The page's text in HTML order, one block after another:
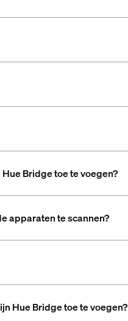
Bridge toe te voegen?
apparaten te scannen?
Hue Bridge toe te voegen?